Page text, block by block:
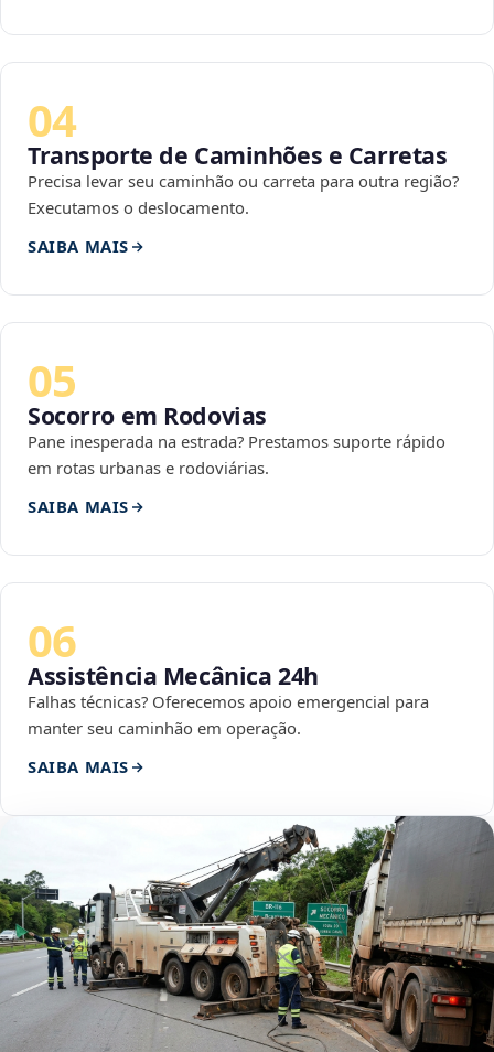
04
Transporte de Caminhões e Carretas
Precisa levar seu caminhão ou carreta para outra região?
Executamos o deslocamento.
SAIBA MAIS
05
Socorro em Rodovias
Pane inesperada na estrada? Prestamos suporte rápido
em rotas urbanas e rodoviárias.
SAIBA MAIS
06
Assistência Mecânica 24h
Falhas técnicas? Oferecemos apoio emergencial para
manter seu caminhão em operação.
SAIBA MAIS